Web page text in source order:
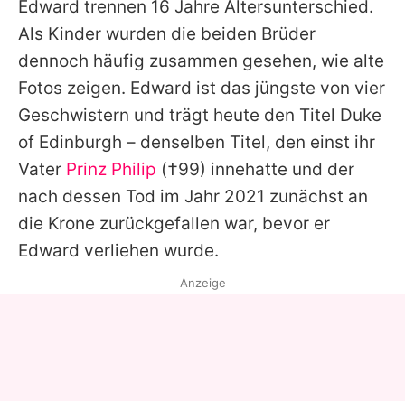
Edward trennen 16 Jahre Altersunterschied.
Als Kinder wurden die beiden Brüder
dennoch häufig zusammen gesehen, wie alte
Fotos zeigen. Edward ist das jüngste von vier
Geschwistern und trägt heute den Titel Duke
of Edinburgh – denselben Titel, den einst ihr
Vater Prinz Philip (†99) innehatte und der
nach dessen Tod im Jahr 2021 zunächst an
die Krone zurückgefallen war, bevor er
Edward verliehen wurde.
Anzeige